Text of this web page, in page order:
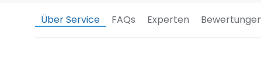
Über Service FAQs Experten